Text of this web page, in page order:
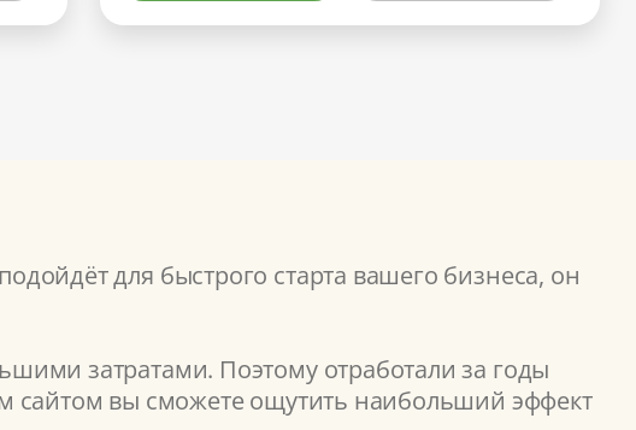
для быстрого старта вашего бизнеса, он
затратами. Поэтому отработали за годы
сайтом вы сможете ощутить наибольший эффект